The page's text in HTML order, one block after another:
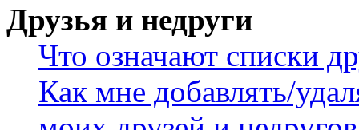
Друзья и недруги
Что означают списки
Как мне добавлять/